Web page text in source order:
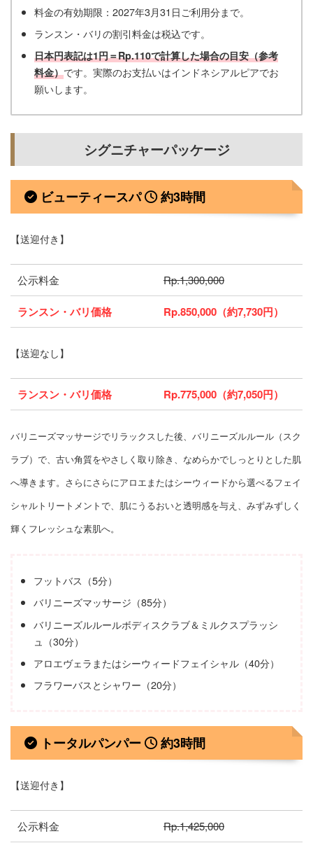
料金の有効期限：2027年3月31日ご利用分まで。
ランスン・バリの割引料金は税込です。
日本円表記は1円＝Rp.110で計算した場合の目安（参考
料金）です。実際のお支払いはインドネシアルピアでお
願いします。
シグニチャーパッケージ
ビューティースパ 約3時間
【送迎付き】
公示料金 Rp.1,300,000
ランスン・バリ価格 Rp.850,000（約7,730円）
【送迎なし】
ランスン・バリ価格 Rp.775,000（約7,050円）
バリニーズマッサージでリラックスした後、バリニーズルルール（スク
ラブ）で、古い角質をやさしく取り除き、なめらかでしっとりとした肌
へ導きます。さらにさらにアロエまたはシーウィードから選べるフェイ
シャルトリートメントで、肌にうるおいと透明感を与え、みずみずしく
輝くフレッシュな素肌へ。
フットバス（5分）
バリニーズマッサージ（85分）
バリニーズルルールボディスクラブ＆ミルクスプラッシ
ュ（30分）
アロエヴェラまたはシーウィードフェイシャル（40分）
フラワーバスとシャワー（20分）
トータルパンパー 約3時間
【送迎付き】
公示料金 Rp.1,425,000